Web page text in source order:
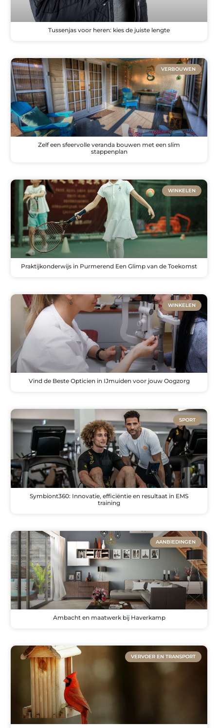
Tussenjas voor heren: kies de juiste lengte
VERBOUWEN
Zelf een sfeervolle veranda bouwen met een slim
stappenplan
WINKELEN
Praktijkonderwijs in Purmerend Een Glimp van de Toekomst
WINKELEN
Vind de Beste Opticien in IJmuiden voor jouw Oogzorg
SPORT
Symbiont360: Innovatie, efficiëntie en resultaat in EMS
training
AANBIEDINGEN
Ambacht en maatwerk bij Haverkamp
VERVOER EN TRANSPORT